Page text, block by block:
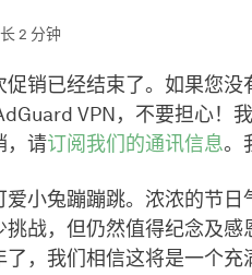
2 分钟
促销已经结束了。如果您
VPN，不要担心！
，请订阅我们的通讯信息。
小兔蹦蹦跳。浓浓的节日
挑战，但仍然值得纪念及
，我们相信这将是一个